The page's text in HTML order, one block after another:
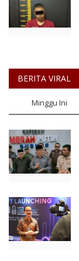
BERITA VIRAL
Minggu Ini